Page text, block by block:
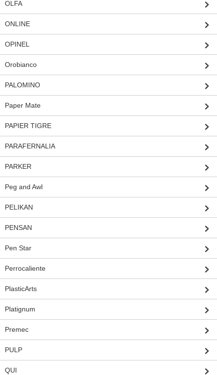
OLFA
ONLINE
OPINEL
Orobianco
PALOMINO
Paper Mate
PAPIER TIGRE
PARAFERNALIA
PARKER
Peg and Awl
PELIKAN
PENSAN
Pen Star
Perrocaliente
PlasticArts
Platignum
Premec
PULP
QUI